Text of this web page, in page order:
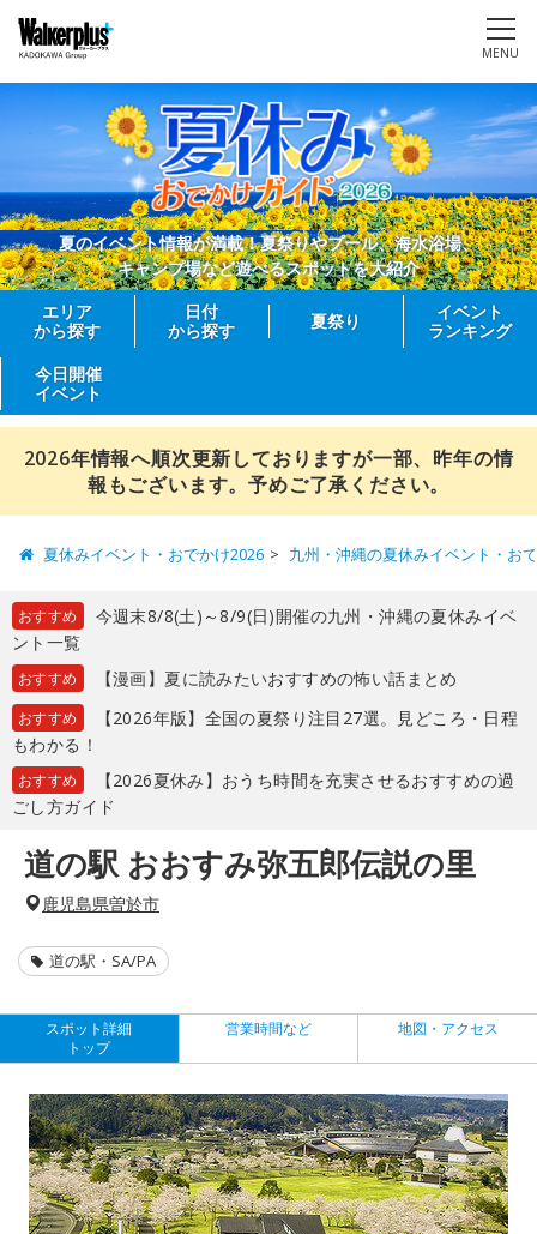
MENU
夏のイベント情報が満載！夏祭りやプール、海水浴場、
キャンプ場など遊べるスポットを大紹介
エリア
から探す
日付
から探す
夏祭り
イベント
ランキング
今日開催
イベント
2026年情報へ順次更新しておりますが一部、昨年の情
報もございます。予めご了承ください。
夏休みイベント・おでかけ2026 九州・沖縄の夏休みイベント・お
おすすめ
今週末8/8(土)～8/9(日)開催の九州・沖縄の夏休みイベ
ント一覧
おすすめ 【漫画】夏に読みたいおすすめの怖い話まとめ
おすすめ
【2026年版】全国の夏祭り注目27選。見どころ・日程
もわかる！
おすすめ
【2026夏休み】おうち時間を充実させるおすすめの過
ごし方ガイド
道の駅 おおすみ弥五郎伝説の里
鹿児島県曽於市
道の駅・SA/PA
スポット詳細
トップ
営業時間など 地図・アクセス